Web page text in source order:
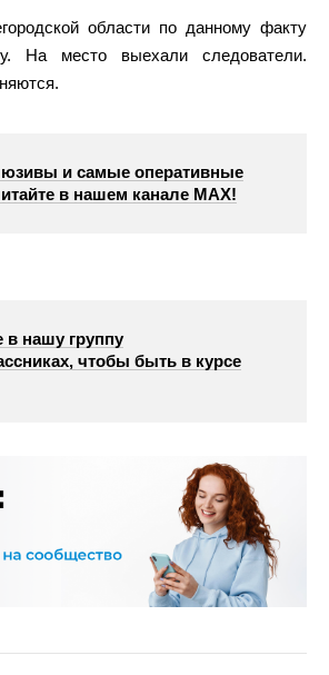
области по данному факту
На место выехали следователи.
и самые оперативные
в нашем канале МАХ!
в нашу группу
чтобы быть в курсе